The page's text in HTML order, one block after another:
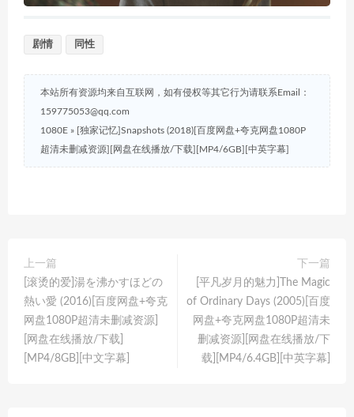
剧情 同性
本站所有资源均来自互联网，如有侵权等其它行为请联系Email：
159775053@qq.com
1080E » [独家记忆]Snapshots (2018)[百度网盘+夸克网盘1080P
超清未删减资源][网盘在线播放/下载][MP4/6GB][中英字幕]
上一篇
[滚烫的爱]湯を沸かすほどの
熱い愛 (2016)[百度网盘+夸克
网盘1080P超清未删减资源]
[网盘在线播放/下载]
[MP4/8GB][中文字幕]
下一篇
[平凡岁月的魅力]The Magic
of Ordinary Days (2005)[百度
网盘+夸克网盘1080P超清未
删减资源][网盘在线播放/下
载][MP4/6.4GB][中英字幕]